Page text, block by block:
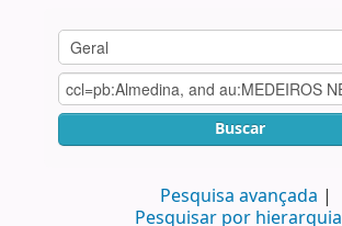
Buscar
Pesquisa avançada
Pesquisar por hierarquia